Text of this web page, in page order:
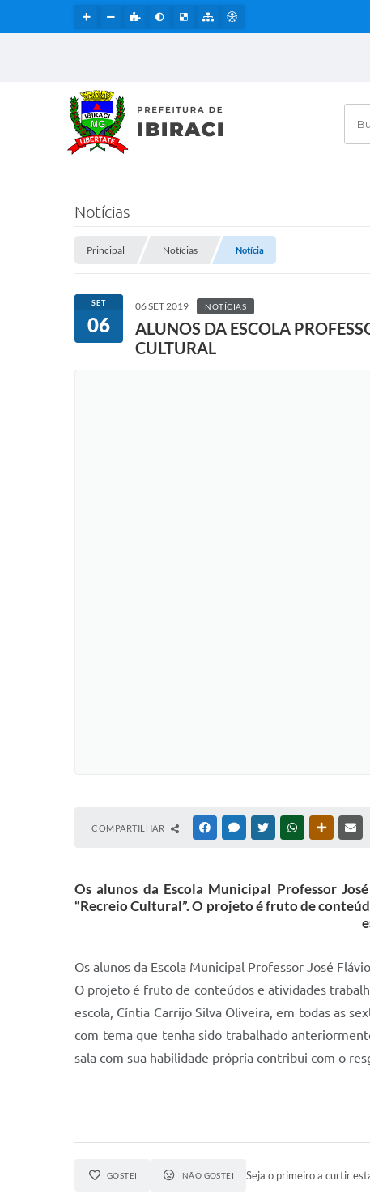
Notícias
Principal Notícias Notícia
SET
06
06 SET 2019 NOTÍCIAS
ALUNOS DA ESCOLA
CULTURAL
COMPARTILHAR FACEBOOKMESSENGER
TWITTERWHATSAPPOUTRAS
Os alunos da Escola Municipal Professor
“Recreio Cultural”. O projeto é fruto de
Os alunos da Escola Municipal Professor José
O projeto é fruto de conteúdos e atividades
escola, Cíntia Carrijo Silva Oliveira, em todas as
com tema que tenha sido trabalhado
sala com sua habilidade própria contribui com o
GOSTEI NÃO GOSTEI Seja o primeiro a curtir